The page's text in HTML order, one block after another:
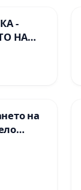
-
НА
НА
НА
на